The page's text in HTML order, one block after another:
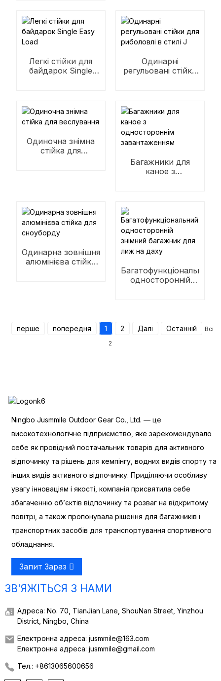
Легкі стійки для
байдарок Single
Одинарні
регульовані стійки
Одиночна знімна
стійка для
Багажники для
каное з
Одинарна зовнішня
алюмінієва стійка
Багатофункціональний
односторонній
перше попередня 1 2 Далі Останній
2
Ningbo Jusmmile Outdoor Gear Co., Ltd. — це
високотехнологічне підприємство, яке зарекомендувало
себе як провідний постачальник товарів для активного
відпочинку та рішень для кемпінгу, водних видів спорту та
інших видів активного відпочинку. Приділяючи особливу
увагу інноваціям і якості, компанія присвятила себе
збагаченню об’єктів відпочинку та розваг на відкритому
повітрі, а також пропонувала рішення для багажників і
транспортних засобів для транспортування спортивного
обладнання.
Запит Зараз
ЗВ'ЯЖІТЬСЯ З НАМИ
Адреса: No. 70, TianJian Lane, ShouNan Street, Yinzhou
District, Ningbo, China
Електронна адреса: jusmmile@163.com
Електронна адреса: jusmmile@gmail.com
Тел.: +8613065600656